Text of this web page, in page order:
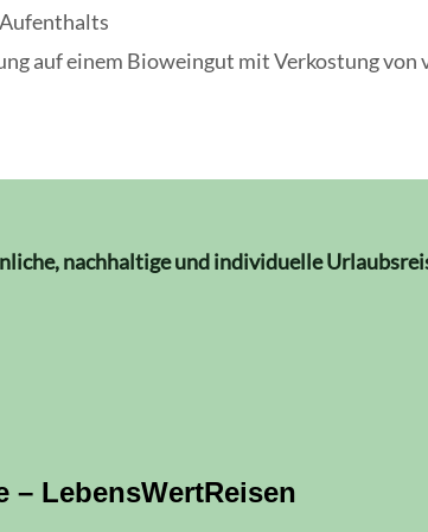
auf einem Bioweingut mit Verkostung von
nachhaltige und individuelle
– LebensWertReisen